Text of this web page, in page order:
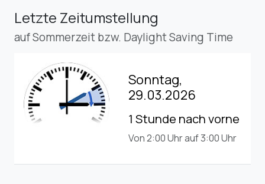
Letzte Zeitumstellung
auf Sommerzeit bzw. Daylight Saving Time
Sonntag,
29.03.2026
1 Stunde nach vorne
Von 2:00 Uhr auf 3:00 Uhr